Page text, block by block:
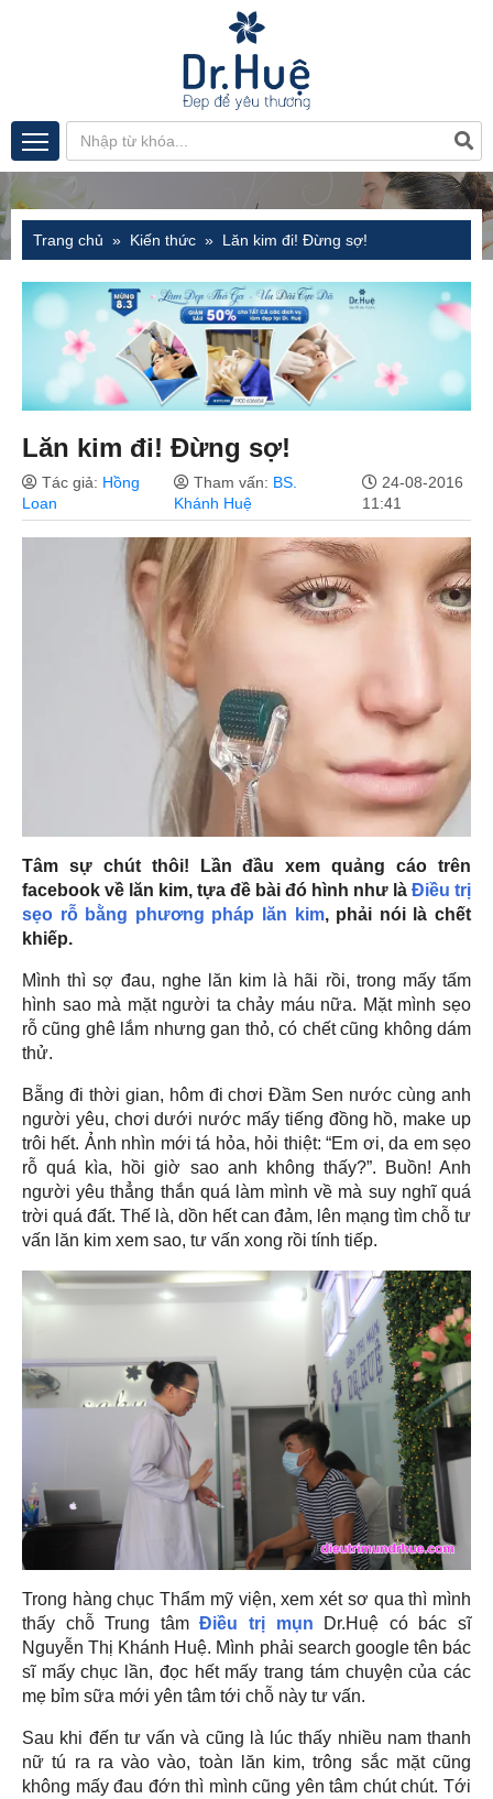
Trang chủ Kiến thức Lăn kim đi! Đừng sợ!
Lăn kim đi! Đừng sợ!
Tác giả: Hồng
Loan
Tham vấn: BS.
Khánh Huệ
24-08-2016
11:41
Tâm sự chút thôi! Lần đầu xem quảng cáo trên
facebook về lăn kim, tựa đề bài đó hình như là Điều trị
sẹo rỗ bằng phương pháp lăn kim, phải nói là chết
khiếp.
Mình thì sợ đau, nghe lăn kim là hãi rồi, trong mấy tấm
hình sao mà mặt người ta chảy máu nữa. Mặt mình sẹo
rỗ cũng ghê lắm nhưng gan thỏ, có chết cũng không dám
thử.
Bẵng đi thời gian, hôm đi chơi Đầm Sen nước cùng anh
người yêu, chơi dưới nước mấy tiếng đồng hồ, make up
trôi hết. Ảnh nhìn mới tá hỏa, hỏi thiệt: “Em ơi, da em sẹo
rỗ quá kìa, hồi giờ sao anh không thấy?”. Buồn! Anh
người yêu thẳng thắn quá làm mình về mà suy nghĩ quá
trời quá đất. Thế là, dồn hết can đảm, lên mạng tìm chỗ tư
vấn lăn kim xem sao, tư vấn xong rồi tính tiếp.
Trong hàng chục Thẩm mỹ viện, xem xét sơ qua thì mình
thấy chỗ Trung tâmĐiều trị mụn Dr.Huệ có bác sĩ
Nguyễn Thị Khánh Huệ. Mình phải search google tên bác
sĩ mấy chục lần, đọc hết mấy trang tám chuyện của các
mẹ bỉm sữa mới yên tâm tới chỗ này tư vấn.
Sau khi đến tư vấn và cũng là lúc thấy nhiều nam thanh
nữ tú ra ra vào vào, toàn lăn kim, trông sắc mặt cũng
không mấy đau đớn thì mình cũng yên tâm chút chút. Tới